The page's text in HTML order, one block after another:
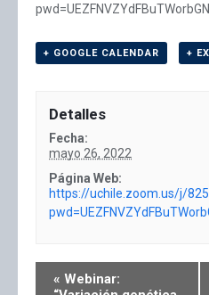
+ GOOGLE CALENDAR +
Detalles
Fecha:
mayo 26, 2022
Página Web:
https://uchile.zoom.us/j/
« Webinar: